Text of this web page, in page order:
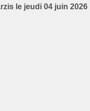
le jeudi 04 juin 2026